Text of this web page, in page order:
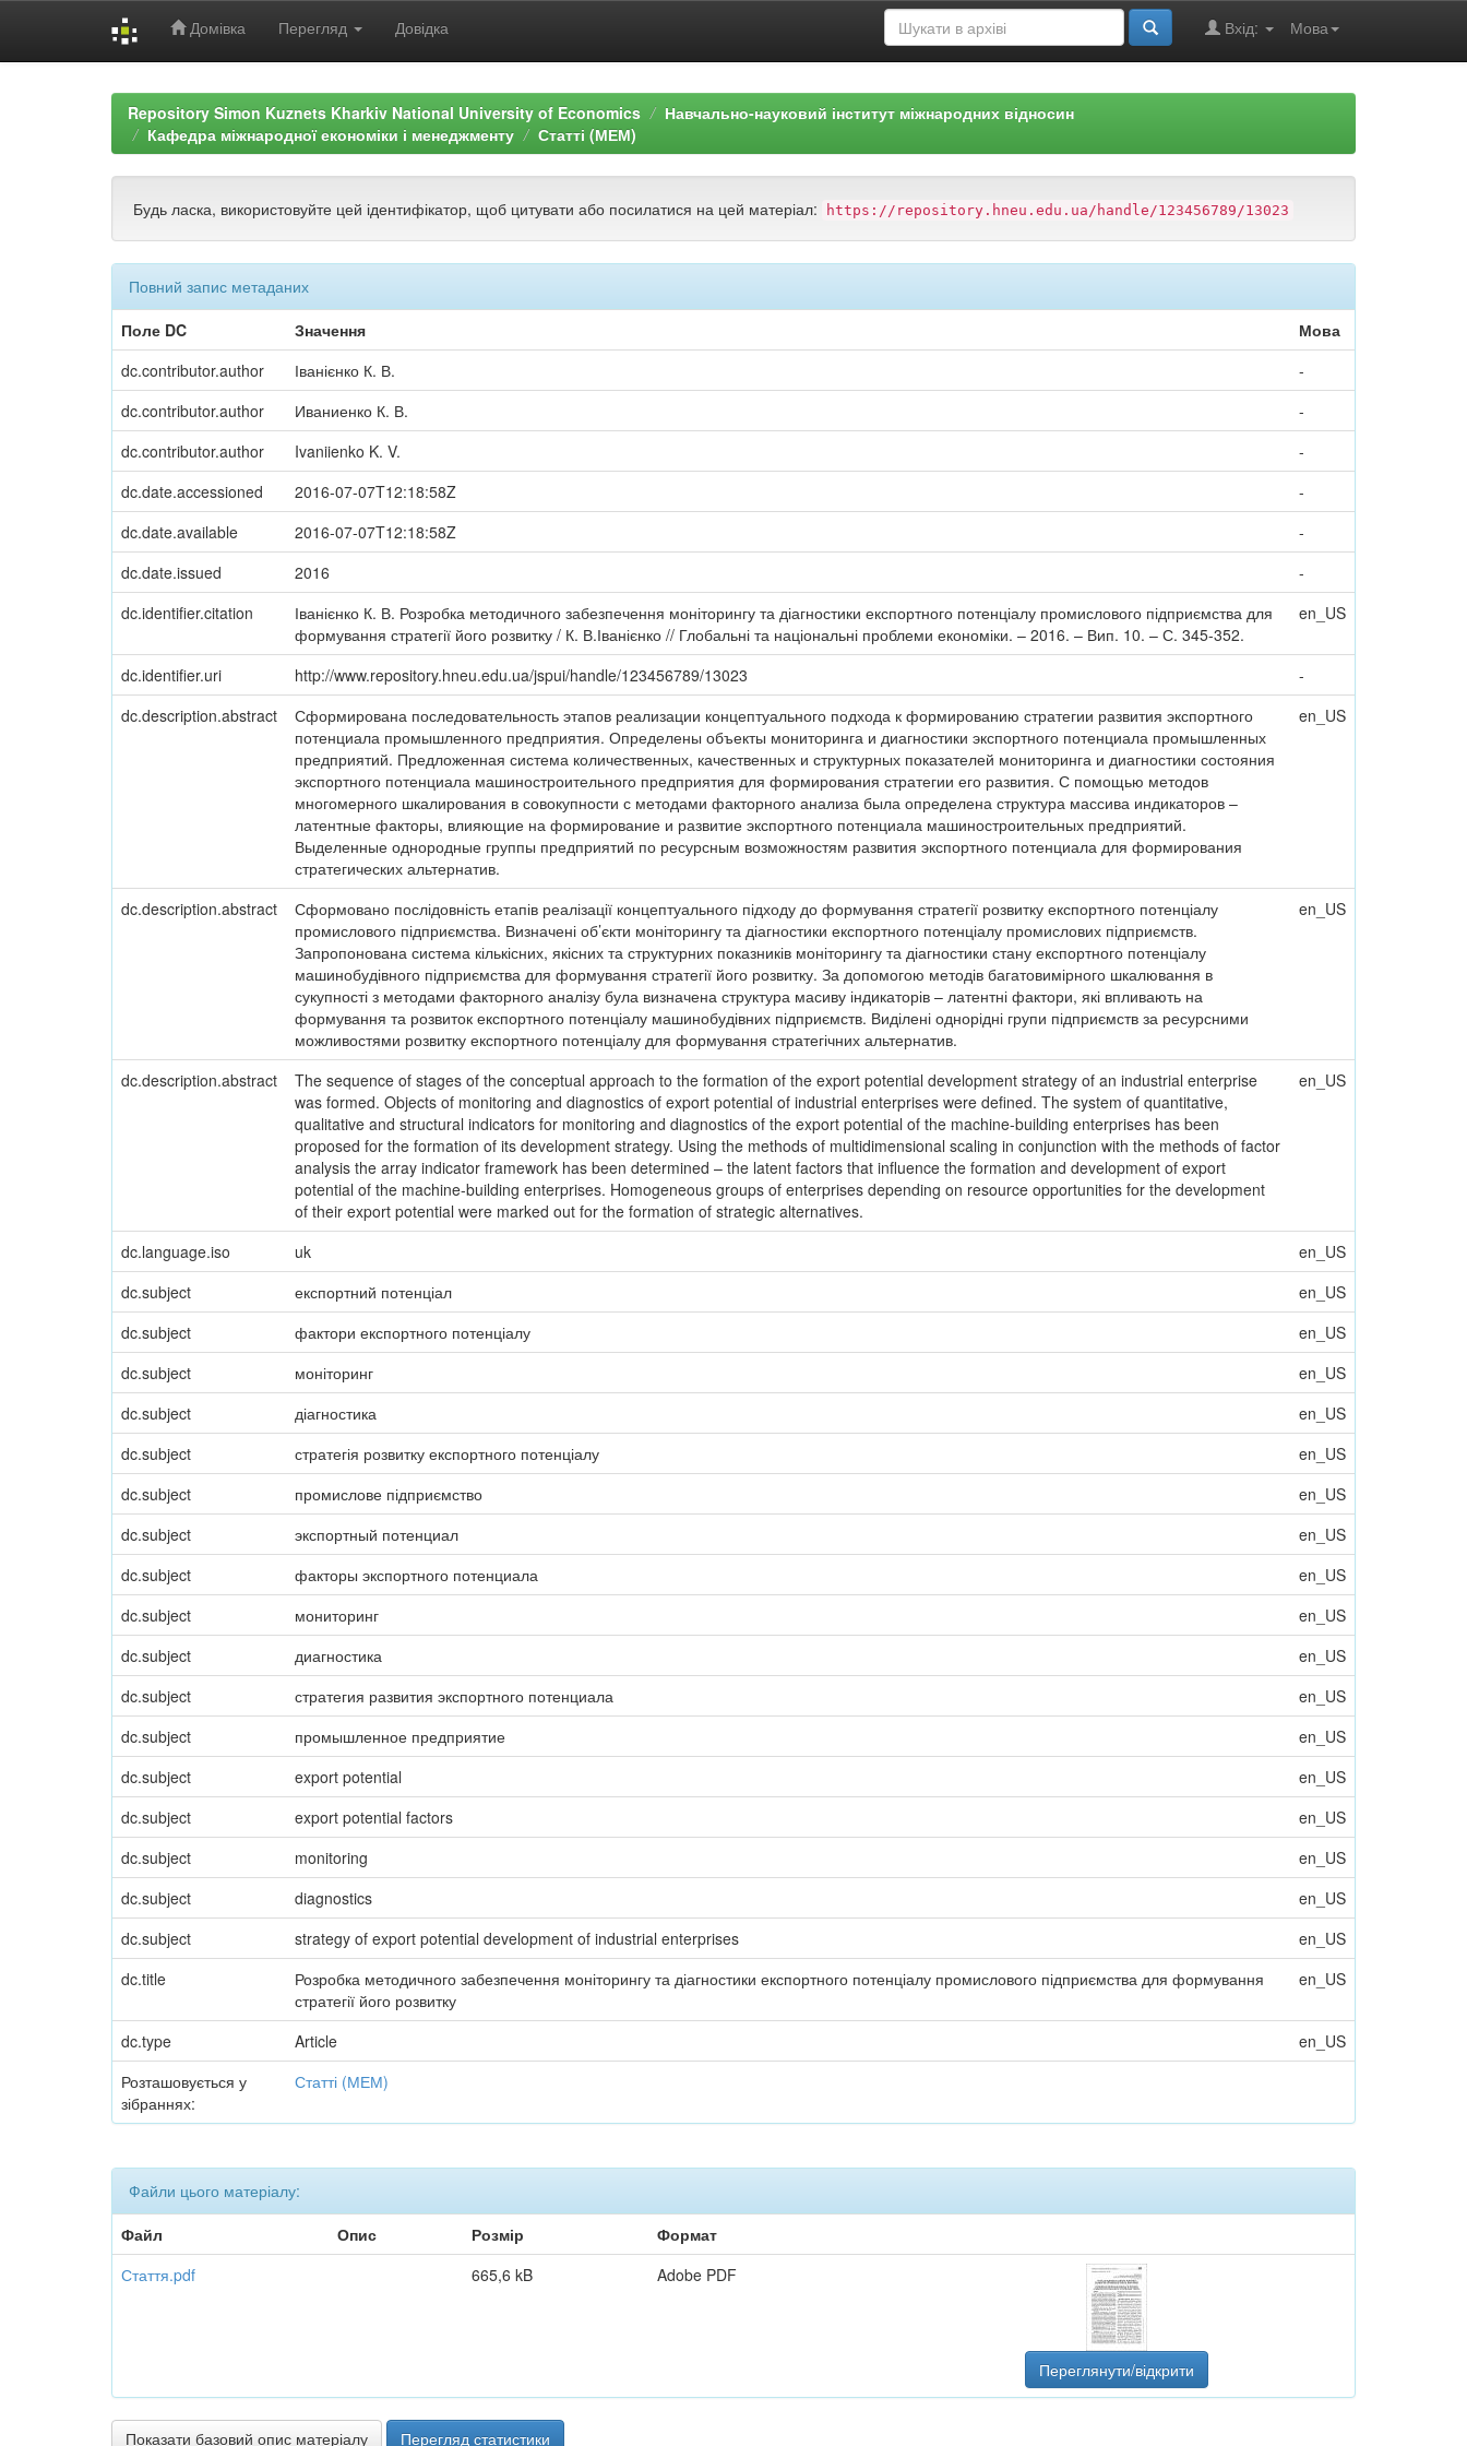
Домівка Перегляд Довідка Мова
Вхід:
Repository Simon Kuznets Kharkiv National University of Economics
Навчально-науковий інститут міжнародних відносин
Кафедра міжнародної економіки і менеджменту
Статті (МЕМ)
Будь ласка, використовуйте цей ідентифікатор, щоб цитувати або посилатися на цей матеріал: https://repository.hneu.edu.ua/handle/123456789/13023
Повний запис метаданих
Поле DC
Значення
Мова
dc.contributor.author
Іванієнко К. В.
-
dc.contributor.author
Иваниенко К. В.
-
dc.contributor.author
Ivaniienko K. V.
-
dc.date.accessioned
2016-07-07T12:18:58Z
-
dc.date.available
2016-07-07T12:18:58Z
-
dc.date.issued
2016
-
dc.identifier.citation
Іванієнко К. В. Розробка методичного забезпечення моніторингу та діагностики експортного потенціалу промислового підприємства для
формування стратегії його розвитку / К. В.Іванієнко // Глобальні та національні проблеми економіки. – 2016. – Вип. 10. – С. 345-352.
en_US
dc.identifier.uri http://www.repository.hneu.edu.ua/jspui/handle/123456789/13023
-
dc.description.abstract
Сформирована последовательность этапов реализации концептуального подхода к формированию стратегии развития экспортного
потенциала промышленного предприятия. Определены объекты мониторинга и диагностики экспортного потенциала промышленных
предприятий. Предложенная система количественных, качественных и структурных показателей мониторинга и диагностики состояния
экспортного потенциала машиностроительного предприятия для формирования стратегии его развития. С помощью методов
многомерного шкалирования в совокупности с методами факторного анализа была определена структура массива индикаторов –
латентные факторы, влияющие на формирование и развитие экспортного потенциала машиностроительных предприятий.
Выделенные однородные группы предприятий по ресурсным возможностям развития экспортного потенциала для формирования
стратегических альтернатив.
en_US
dc.description.abstract
Сформовано послідовність етапів реалізації концептуального підходу до формування стратегії розвитку експортного потенціалу
промислового підприємства. Визначені об’єкти моніторингу та діагностики експортного потенціалу промислових підприємств.
Запропонована система кількісних, якісних та структурних показників моніторингу та діагностики стану експортного потенціалу
машинобудівного підприємства для формування стратегії його розвитку. За допомогою методів багатовимірного шкалювання в
сукупності з методами факторного аналізу була визначена структура масиву індикаторів – латентні фактори, які впливають на
формування та розвиток експортного потенціалу машинобудівних підприємств. Виділені однорідні групи підприємств за ресурсними
можливостями розвитку експортного потенціалу для формування стратегічних альтернатив.
en_US
dc.description.abstract
The sequence of stages of the conceptual approach to the formation of the export potential development strategy of an industrial enterprise
was formed. Objects of monitoring and diagnostics of export potential of industrial enterprises were defined. The system of quantitative,
qualitative and structural indicators for monitoring and diagnostics of the export potential of the machine-building enterprises has been
proposed for the formation of its development strategy. Using the methods of multidimensional scaling in conjunction with the methods of factor
analysis the array indicator framework has been determined – the latent factors that influence the formation and development of export
potential of the machine-building enterprises. Homogeneous groups of enterprises depending on resource opportunities for the development
of their export potential were marked out for the formation of strategic alternatives.
en_US
dc.language.iso uk
en_US
dc.subject
експортний потенціал
en_US
dc.subject
фактори експортного потенціалу
en_US
dc.subject
моніторинг
en_US
dc.subject
діагностика
en_US
dc.subject
стратегія розвитку експортного потенціалу
en_US
dc.subject
промислове підприємство
en_US
dc.subject
экспортный потенциал
en_US
dc.subject
факторы экспортного потенциала
en_US
dc.subject
мониторинг
en_US
dc.subject
диагностика
en_US
dc.subject
стратегия развития экспортного потенциала
en_US
dc.subject
промышленное предприятие
en_US
dc.subject
export potential
en_US
dc.subject
export potential factors
en_US
dc.subject
monitoring
en_US
dc.subject
diagnostics
en_US
dc.subject
strategy of export potential development of industrial enterprises
en_US
dc.title
Розробка методичного забезпечення моніторингу та діагностики експортного потенціалу промислового підприємства для формування
стратегії його розвитку
en_US
dc.type Article
en_US
Розташовується у
зібраннях:
Статті (МЕМ)
Файли цього матеріалу:
Файл
Опис Розмір
Формат
Стаття.pdf
665,6 kB Adobe PDF
Переглянути/відкрити
Показати базовий опис матеріалу Перегляд статистики